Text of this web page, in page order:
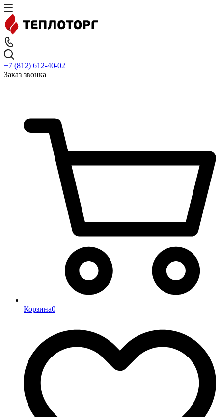
+7 (812) 612-40-02
Заказ звонка
Корзина0